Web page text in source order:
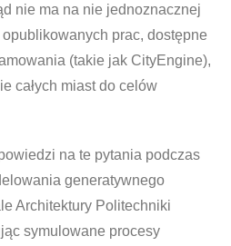
nie ma na nie jednoznacznej
prac, dostępne
(takie jak CityEngine),
całych miast do celów
na te pytania podczas
generatywnego
Architektury Politechniki
symulowane procesy